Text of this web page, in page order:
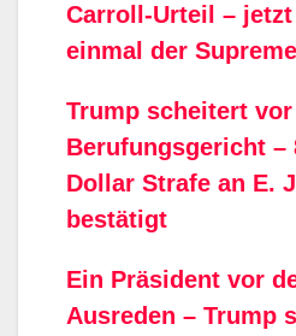
Carroll-Urteil –
einmal der
Trump scheitert vor
Berufungsgericht –
Dollar Strafe an E.
bestätigt
Ein Präsident vor
Ausreden – Trump